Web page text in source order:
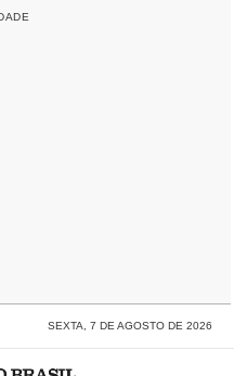
SEXTA, 7 DE AGOSTO DE 2026